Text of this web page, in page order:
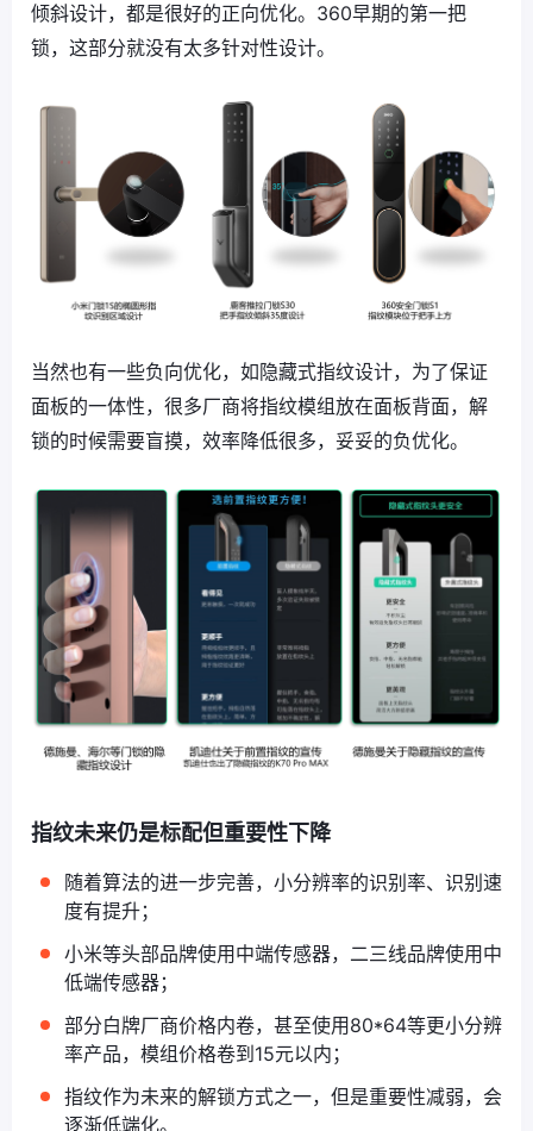
倾斜设计，都是很好的正向优化。360早期的第一把
锁，这部分就没有太多针对性设计。
当然也有一些负向优化，如隐藏式指纹设计，为了保证
面板的一体性，很多厂商将指纹模组放在面板背面，解
锁的时候需要盲摸，效率降低很多，妥妥的负优化。
指纹未来仍是标配但重要性下降
随着算法的进一步完善，小分辨率的识别率、识别速
度有提升；
小米等头部品牌使用中端传感器，二三线品牌使用中
低端传感器；
部分白牌厂商价格内卷，甚至使用80*64等更小分辨
率产品，模组价格卷到15元以内；
指纹作为未来的解锁方式之一，但是重要性减弱，会
逐渐低端化。